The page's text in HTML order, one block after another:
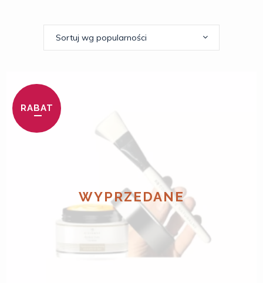
Sortuj wg popularności
RABAT
WYPRZEDANE